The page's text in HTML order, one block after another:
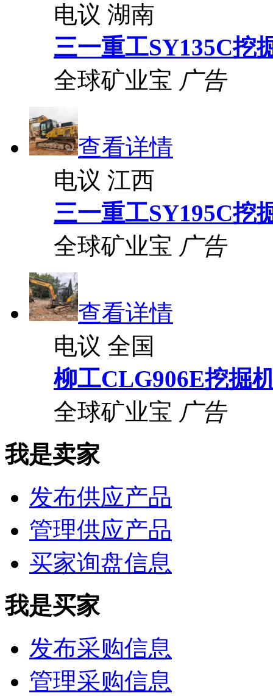
电议 湖南
三一重工SY135C挖
全球矿业宝 广告
查看详情
电议 江西
三一重工SY195C挖
全球矿业宝 广告
查看详情
电议 全国
柳工CLG906E挖掘
全球矿业宝 广告
我是卖家
发布供应产品
管理供应产品
买家询盘信息
我是买家
发布采购信息
管理采购信息